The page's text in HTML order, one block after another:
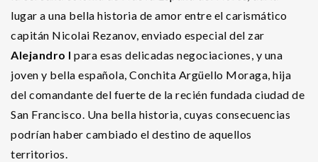
lugar a una bella historia de amor entre el carismático
capitán Nicolai Rezanov, enviado especial del zar
Alejandro I para esas delicadas negociaciones, y una
joven y bella española, Conchita Argüello Moraga, hija
del comandante del fuerte de la recién fundada ciudad de
San Francisco. Una bella historia, cuyas consecuencias
podrían haber cambiado el destino de aquellos
territorios.